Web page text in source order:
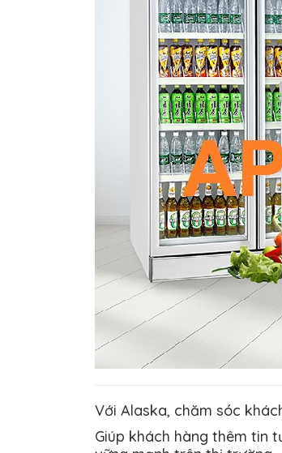
Với Alaska, chăm sóc
Giúp khách hàng thêm tin